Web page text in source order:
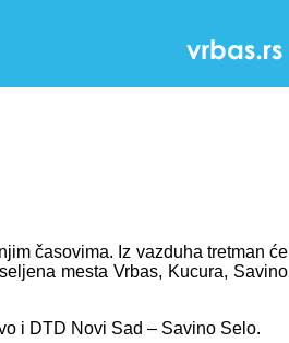
časovima. Iz vazduha tretman će
mesta Vrbas, Kucura, Savino
i DTD Novi Sad – Savino Selo.